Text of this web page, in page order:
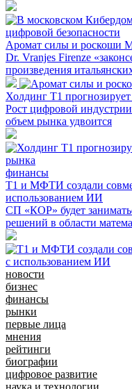
Аромат силы и роскоши
Dr. Vranjes Firenze
произведения
Холдинг Т1
Рост цифровой
объем рынка удвоится
финансы
Т1 и МФТИ создали
использованием ИИ
СП «КОР» будет
решений в области
новости
бизнес
финансы
рынки
первые лица
мнения
рейтинги
биографии
цифровое развитие
наука и технологии